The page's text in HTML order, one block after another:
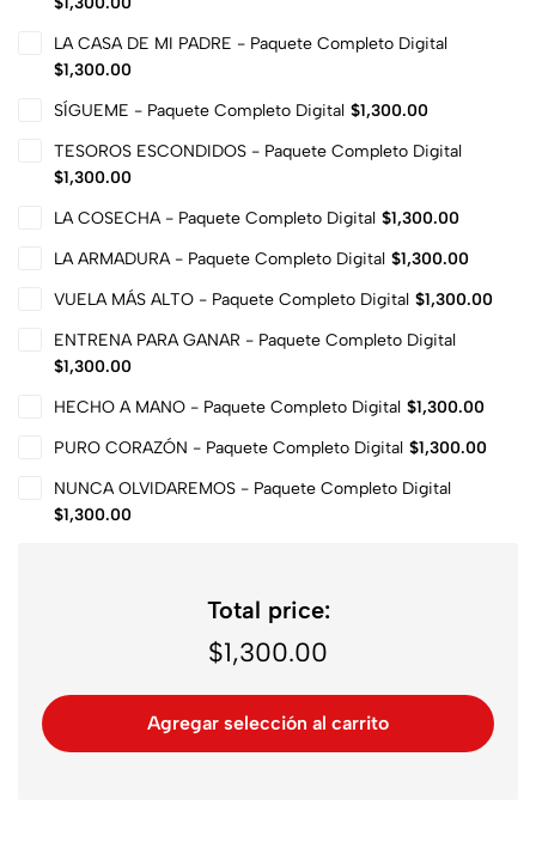
LA CASA DE MI PADRE - Paquete Completo Digital
$1,300.00
SÍGUEME - Paquete Completo Digital $1,300.00
TESOROS ESCONDIDOS - Paquete Completo Digital
$1,300.00
LA COSECHA - Paquete Completo Digital $1,300.00
LA ARMADURA - Paquete Completo Digital $1,300.00
VUELA MÁS ALTO - Paquete Completo Digital $1,300.00
ENTRENA PARA GANAR - Paquete Completo Digital
$1,300.00
HECHO A MANO - Paquete Completo Digital $1,300.00
PURO CORAZÓN - Paquete Completo Digital $1,300.00
NUNCA OLVIDAREMOS - Paquete Completo Digital
$1,300.00
Total price:
$1,300.00
Agregar selección al carrito